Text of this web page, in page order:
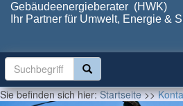
Gebäudeenergieberater (HWK)
Ihr Partner für Umwelt, Energie &
Sie befinden sich hier:Startseite>>